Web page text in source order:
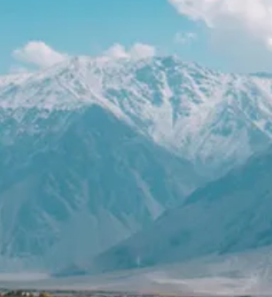
avec chauffeur
déjeuner
visites, selon le programme
entrées des sites
anglophone.
rapatriement.